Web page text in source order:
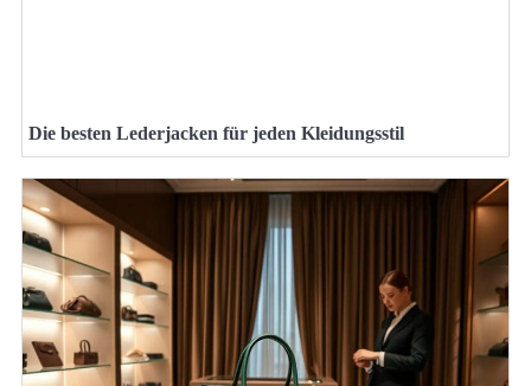
Die besten Lederjacken für jeden Kleidungsstil